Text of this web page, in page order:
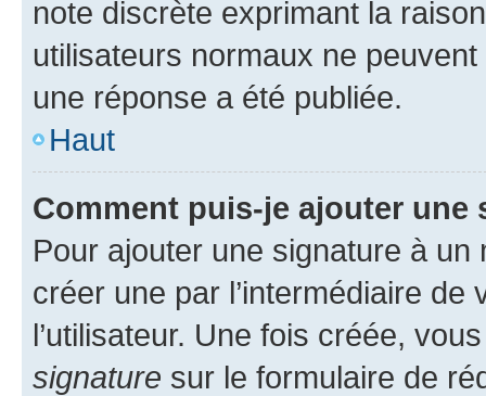
note discrète exprimant la
utilisateurs normaux ne
une réponse a été publiée.
Haut
Comment puis-je ajouter une
Pour ajouter une signature à un
créer une par l’intermédiaire
l’utilisateur. Une fois créée,
signature sur le formulaire de